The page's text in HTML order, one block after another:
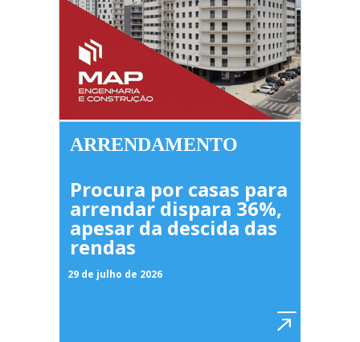
ARRENDAMENTO
Procura por casas para
arrendar dispara 36%,
apesar da descida das
rendas
29 de julho de 2026